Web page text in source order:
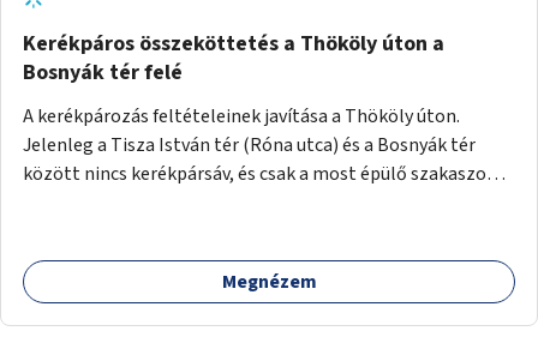
Kerékpáros összeköttetés a Thököly úton a
Bosnyák tér felé
A kerékpározás feltételeinek javítása a Thököly úton.
Jelenleg a Tisza István tér (Róna utca) és a Bosnyák tér
között nincs kerékpársáv, és csak a most épülő szakaszon
Megnézem